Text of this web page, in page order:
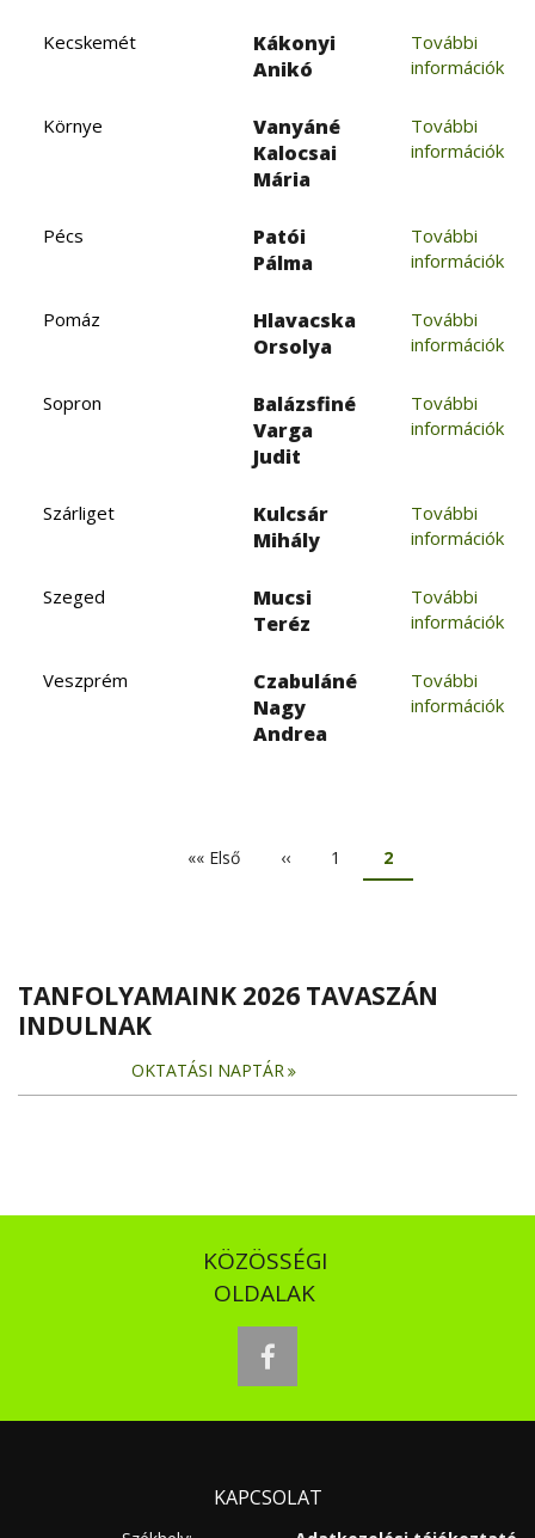
Kecskemét
Kákonyi
Anikó
További
információk
Környe
Vanyáné
Kalocsai
Mária
További
információk
Pécs
Patói
Pálma
További
információk
Pomáz
Hlavacska
Orsolya
További
információk
Sopron
Balázsfiné
Varga
Judit
További
információk
Szárliget
Kulcsár
Mihály
További
információk
Szeged
Mucsi
Teréz
További
információk
Veszprém
Czabuláné
Nagy
Andrea
További
információk
OLDALSZÁMOZÁS
Első
«« Első Előző
‹‹ Oldal
1 Jelenlegi
oldal
2
TANFOLYAMAINK 2026 TAVASZÁN
INDULNAK
OKTATÁSI NAPTÁR
KÖZÖSSÉGI
OLDALAK
facebook
KAPCSOLAT